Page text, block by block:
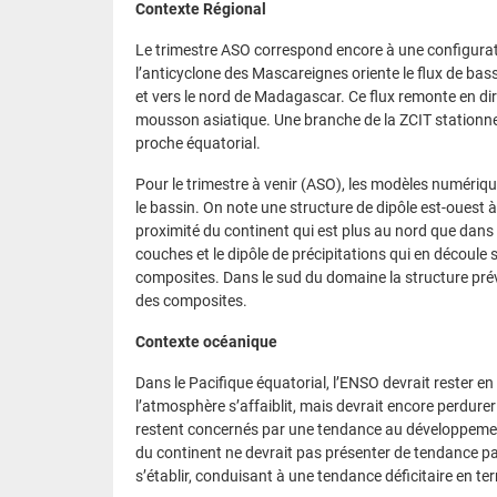
Contexte Régional
Le trimestre ASO correspond encore à une
l’anticyclone des Mascareignes oriente le flux de
et vers le nord de Madagascar. Ce flux remonte en
mousson asiatique. Une branche de la ZCIT
proche équatorial.
Pour le trimestre à venir (ASO), les modèles
le bassin. On note une structure de dipôle est-ouest
proximité du continent qui est plus au nord que
couches et le dipôle de précipitations qui en
composites. Dans le sud du domaine la structure
des composites.
Contexte océanique
Dans le Pacifique équatorial, l’ENSO devrait rester
l’atmosphère s’affaiblit, mais devrait encore
restent concernés par une tendance au
du continent ne devrait pas présenter de tendance
s’établir, conduisant à une tendance déficitaire en